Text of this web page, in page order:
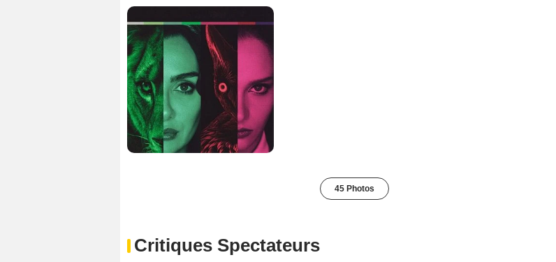
45 Photos
Critiques Spectateurs